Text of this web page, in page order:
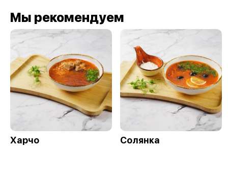
Мы рекомендуем
Харчо Солянка